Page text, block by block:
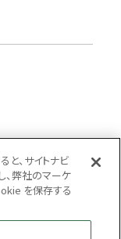
と、サイトナビ
、弊社のマーケ
を保存する